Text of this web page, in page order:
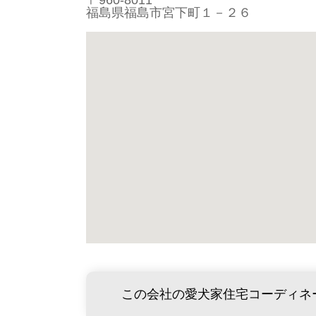
福島県福島市宮下町１－２６
この会社の愛犬家住宅コーディネ